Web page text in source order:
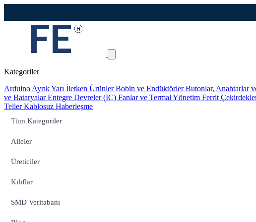
Kategoriler
Arduino Ayrık Yarı İletken ÜrünlerBobin ve EndüktörlerButonlar, Anahtarlar
ve BataryalarEntegre Devreler (IC) Fanlar ve Termal Yönetim Ferrit
TellerKablosuz Haberleşme
Tüm Kategoriler
Aileler
Üreticiler
Kılıflar
SMD Veritabanı